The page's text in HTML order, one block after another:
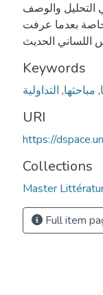
التحليل والوصف
خاصة بعدما عرفت
Keywords
, مباحثها, التداولية
URI
https://
Collections
Master
Full item